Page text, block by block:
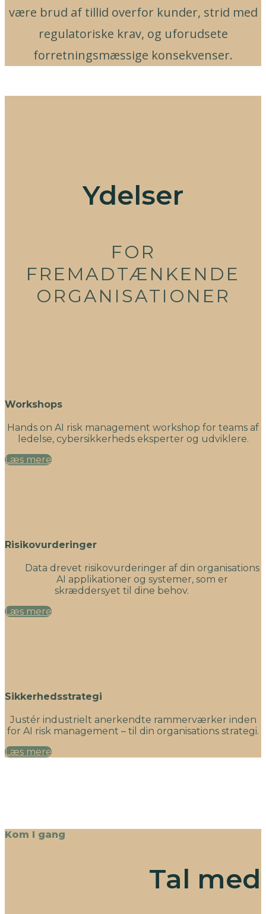
være brud af tillid overfor kunder, strid med
regulatoriske krav, og uforudsete
forretningsmæssige konsekvenser.
Ydelser
FOR
FREMADTÆNKENDE
ORGANISATIONER
Workshops
Hands on AI risk management workshop for teams af
ledelse, cybersikkerheds eksperter og udviklere.
Læs mere
Risikovurderinger
Data drevet risikovurderinger af din organisations
AI applikationer og systemer, som er
skræddersyet til dine behov.
Læs mere
Sikkerhedsstrategi
Justér industrielt anerkendte rammerværker inden
for AI risk management – til din organisations strategi.
Læs mere
Kom I gang
Tal